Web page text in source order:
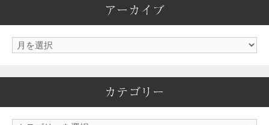
アーカイブ
ア
カテゴリー